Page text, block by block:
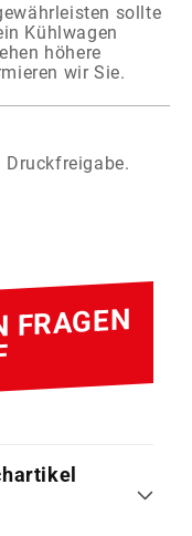
sollte
Kühlwagen
höhere
wir Sie.
Druckfreigabe.
FRAGEN